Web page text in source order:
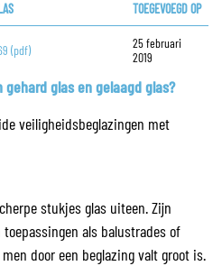
TOEGEVOEGD OP
(pdf)
25 februari
2019
glas en gelaagd glas?
veiligheidsbeglazingen met
stukjes glas uiteen. Zijn
als balustrades of
door een beglazing valt groot is.